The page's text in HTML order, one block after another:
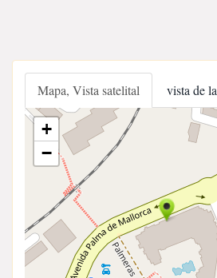
Mapa, Vista satelital vista de
+
−